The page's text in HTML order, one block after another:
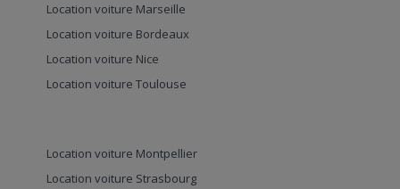
Location voiture Marseille
Location voiture Bordeaux
Location voiture Nice
Location voiture Toulouse
Location voiture Montpellier
Location voiture Strasbourg